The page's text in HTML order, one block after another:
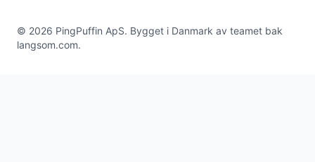
© 2026 PingPuffin ApS. Bygget i Danmark av teamet bak
langsom.com.